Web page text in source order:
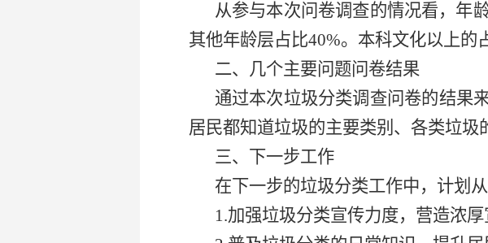
从参与本次问卷调查的情况看，年
其他年龄层占比40%。本科文化以上的
二、几个主要问题问卷结果
通过本次垃圾分类调查问卷的结果
居民都知道垃圾的主要类别、各类垃圾
三、下一步工作
在下一步的垃圾分类工作中，计划
1.加强垃圾分类宣传力度，营造浓厚